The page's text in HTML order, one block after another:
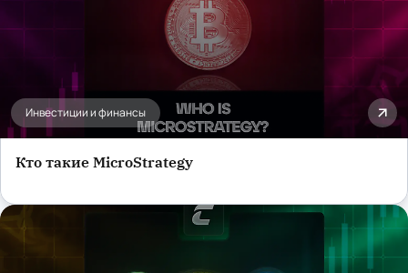
Инвестиции и финансы
Кто такие MicroStrategy